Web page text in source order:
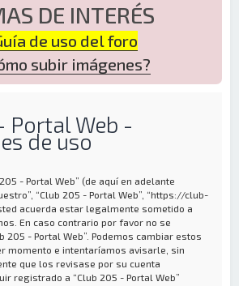
DE INTERÉS
de uso del foro
subir imágenes?
Portal Web -
de uso
- Portal Web” (de aquí en adelante
“Club 205 - Portal Web”, “https://club-
acuerda estar legalmente sometido a
En caso contrario por favor no se
205 - Portal Web”. Podemos cambiar estos
momento e intentaríamos avisarle, sin
que los revisase por su cuenta
registrado a “Club 205 - Portal Web”